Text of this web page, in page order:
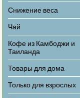
Снижение веса
Чай
Кофе из Камбоджи и
Таиланда
Товары для дома
Только для взрослых